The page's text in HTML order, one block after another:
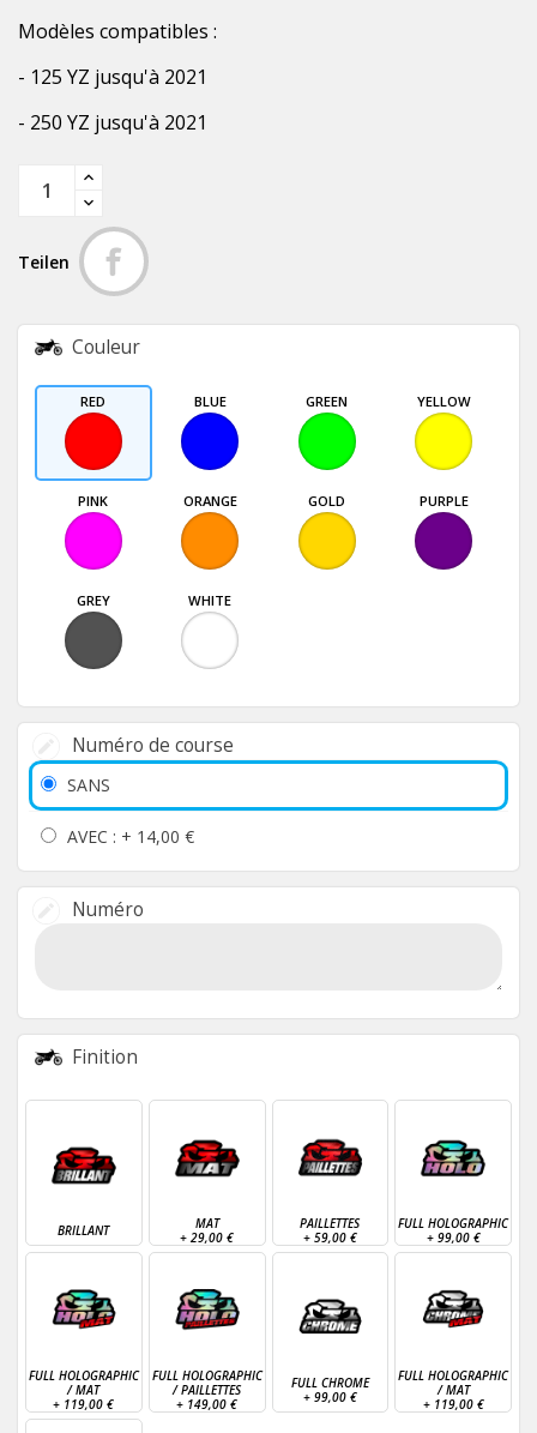
Modèles compatibles :
- 125 YZ jusqu'à 2021
- 250 YZ jusqu'à 2021
Teilen
Couleur
RED BLUE GREEN YELLOW
PINK ORANGE GOLD PURPLE
GREY WHITE
Numéro de course
SANS
AVEC : + 14,00 €
Numéro
Finition
BRILLANT
MAT
+29,00 €
PAILLETTES
+ 59,00 €
FULL HOLOGRAPHIC
+ 99,00 €
FULL HOLOGRAPHIC
/ MAT
+ 119,00 €
FULL HOLOGRAPHIC
/ PAILLETTES
+ 149,00 €
FULL CHROME
+ 99,00 €
FULL HOLOGRAPHIC
/ MAT
+ 119,00 €